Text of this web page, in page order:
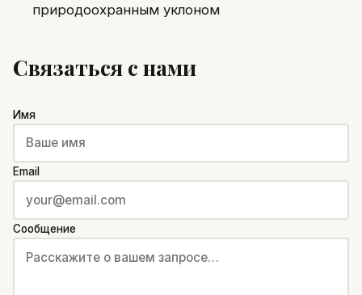
природоохранным уклоном
Связаться с нами
Имя
Email
Сообщение